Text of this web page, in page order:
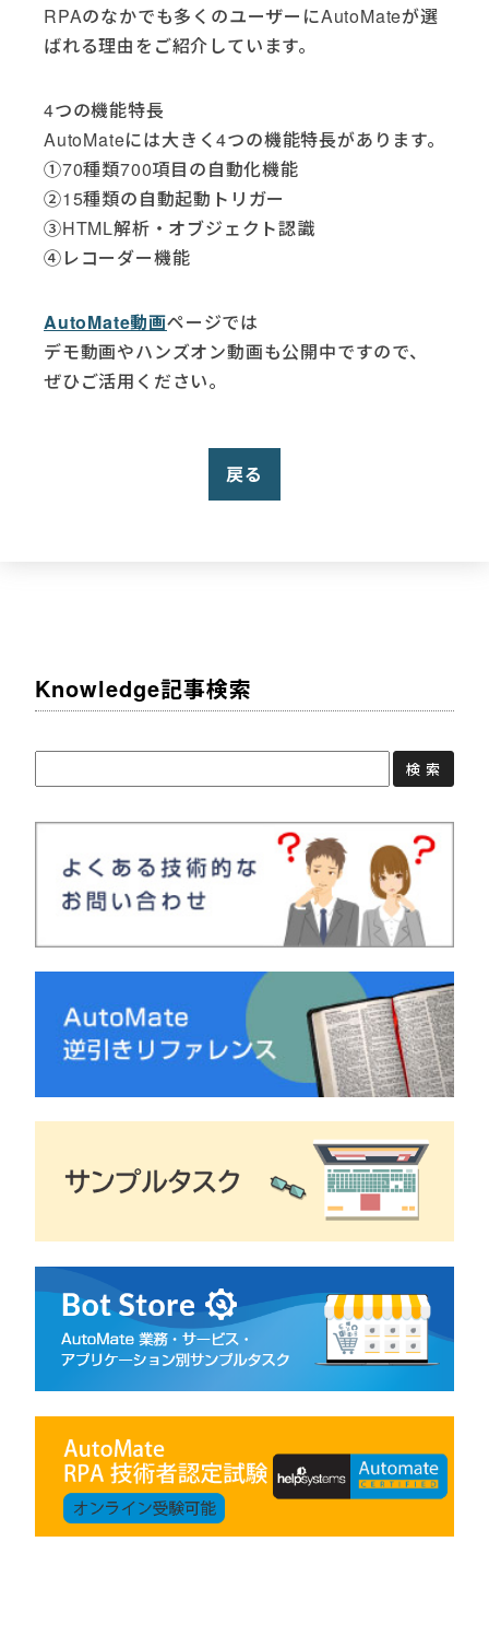
RPAのなかでも多くのユーザーにAutoMateが選
ばれる理由をご紹介しています。
4つの機能特長
AutoMateには大きく4つの機能特長があります。
①70種類700項目の自動化機能
②15種類の自動起動トリガー
③HTML解析・オブジェクト認識
④レコーダー機能
AutoMate動画ページでは
デモ動画やハンズオン動画も公開中ですので、
ぜひご活用ください。
戻る
Knowledge記事検索